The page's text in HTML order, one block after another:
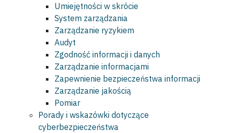
Umiejętności w skrócie
System zarządzania
Zarządzanie ryzykiem
Audyt
Zgodność informacji i danych
Zarządzanie informacjami
Zapewnienie bezpieczeństwa informacji
Zarządzanie jakością
Pomiar
Porady i wskazówki dotyczące
cyberbezpieczeństwa